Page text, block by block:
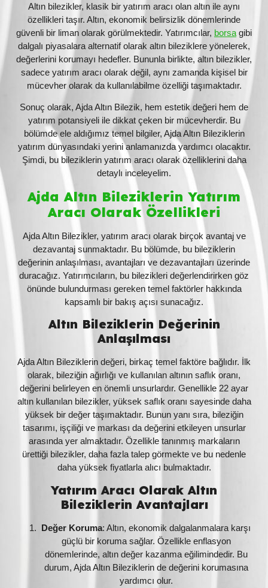
Altın bilezikler, klasik bir yatırım aracı olan altın ile aynı
özellikleri taşır. Altın, ekonomik belirsizlik dönemlerinde
güvenli bir liman olarak görülmektedir. Yatırımcılar, borsa gibi
dalgalı piyasalara alternatif olarak altın bileziklere yönelerek,
değerlerini korumayı hedefler. Bununla birlikte, altın bilezikler,
sadece yatırım aracı olarak değil, aynı zamanda kişisel bir
mücevher olarak da kullanılabilme özelliği taşımaktadır.
Sonuç olarak, Ajda Altın Bilezik, hem estetik değeri hem de
yatırım potansiyeli ile dikkat çeken bir mücevherdir. Bu
bölümde ele aldığımız temel bilgiler, Ajda Altın Bileziklerin
yatırım dünyasındaki yerini anlamanızda yardımcı olacaktır.
Şimdi, bu bileziklerin yatırım aracı olarak özelliklerini daha
detaylı inceleyelim.
Ajda Altın Bileziklerin Yatırım
Aracı Olarak Özellikleri
Ajda Altın Bilezikler, yatırım aracı olarak birçok avantaj ve
dezavantaj sunmaktadır. Bu bölümde, bu bileziklerin
değerinin anlaşılması, avantajları ve dezavantajları üzerinde
duracağız. Yatırımcıların, bu bilezikleri değerlendirirken göz
önünde bulundurması gereken temel faktörler hakkında
kapsamlı bir bakış açısı sunacağız.
Altın Bileziklerin Değerinin
Anlaşılması
Ajda Altın Bileziklerin değeri, birkaç temel faktöre bağlıdır. İlk
olarak, bileziğin ağırlığı ve kullanılan altının saflık oranı,
değerini belirleyen en önemli unsurlardır. Genellikle 22 ayar
altın kullanılan bilezikler, yüksek saflık oranı sayesinde daha
yüksek bir değer taşımaktadır. Bunun yanı sıra, bileziğin
tasarımı, işçiliği ve markası da değerini etkileyen unsurlar
arasında yer almaktadır. Özellikle tanınmış markaların
ürettiği bilezikler, daha fazla talep görmekte ve bu nedenle
daha yüksek fiyatlarla alıcı bulmaktadır.
Yatırım Aracı Olarak Altın
Bileziklerin Avantajları
Değer Koruma: Altın, ekonomik dalgalanmalara karşı
güçlü bir koruma sağlar. Özellikle enflasyon
dönemlerinde, altın değer kazanma eğilimindedir. Bu
durum, Ajda Altın Bileziklerin de değerini korumasına
yardımcı olur.